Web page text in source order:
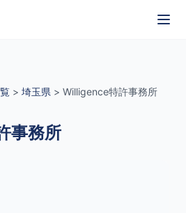
> 埼玉県 > Willigence特許事務所
事務所